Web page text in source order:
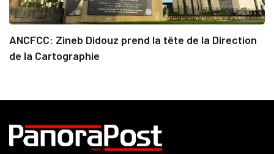
ANCFCC: Zineb Didouz prend la tête de la Direction
de la Cartographie